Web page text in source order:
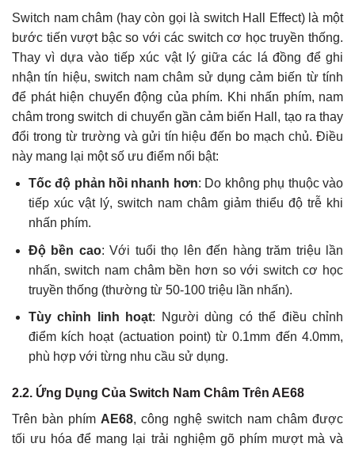
Switch nam châm (hay còn gọi là switch Hall Effect) là một
bước tiến vượt bậc so với các switch cơ học truyền thống.
Thay vì dựa vào tiếp xúc vật lý giữa các lá đồng để ghi
nhận tín hiệu, switch nam châm sử dụng cảm biến từ tính
để phát hiện chuyển động của phím. Khi nhấn phím, nam
châm trong switch di chuyển gần cảm biến Hall, tạo ra thay
đổi trong từ trường và gửi tín hiệu đến bo mạch chủ. Điều
này mang lại một số ưu điểm nổi bật:
Tốc độ phản hồi nhanh hơn: Do không phụ thuộc vào
tiếp xúc vật lý, switch nam châm giảm thiểu độ trễ khi
nhấn phím.
Độ bền cao: Với tuổi thọ lên đến hàng trăm triệu lần
nhấn, switch nam châm bền hơn so với switch cơ học
truyền thống (thường từ 50-100 triệu lần nhấn).
Tùy chỉnh linh hoạt: Người dùng có thể điều chỉnh
điểm kích hoạt (actuation point) từ 0.1mm đến 4.0mm,
phù hợp với từng nhu cầu sử dụng.
2.2. Ứng Dụng Của Switch Nam Châm Trên AE68
Trên bàn phím AE68, công nghệ switch nam châm được
tối ưu hóa để mang lại trải nghiệm gõ phím mượt mà và